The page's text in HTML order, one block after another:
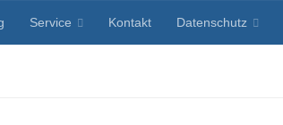
Service Kontakt Datenschutz